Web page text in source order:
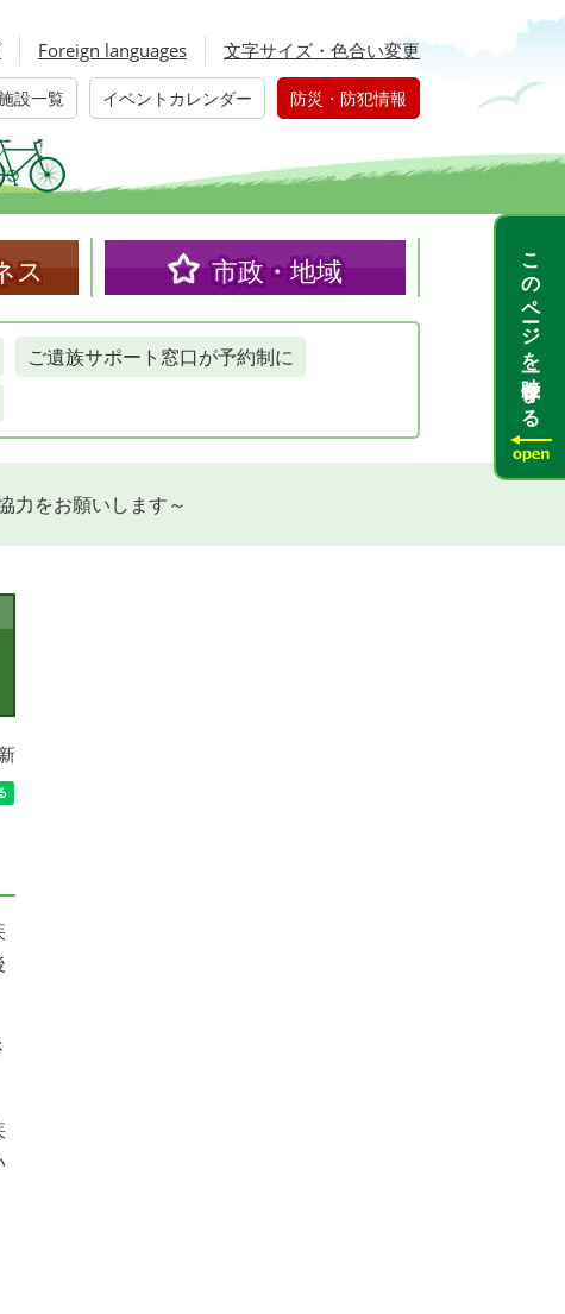
Foreign languages 文字サイズ・色合い変更
設一覧 イベントカレンダー 防災・防犯情報
ス 市政・地域
ご遺族サポート窓口が予約制に
力をお願いします～
このページを一時保存する